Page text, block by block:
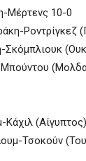
Μέρτενς 10-0
Σκόμπλιουκ
Τσοκούν